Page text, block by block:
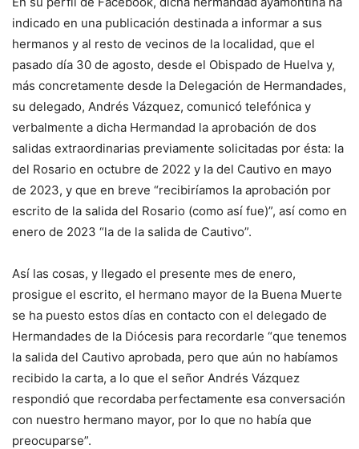
indicado en una publicación destinada a informar a sus
hermanos y al resto de vecinos de la localidad, que el
pasado día 30 de agosto, desde el Obispado de Huelva y,
más concretamente desde la Delegación de Hermandades,
su delegado, Andrés Vázquez, comunicó telefónica y
verbalmente a dicha Hermandad la aprobación de dos
salidas extraordinarias previamente solicitadas por ésta: la
del Rosario en octubre de 2022 y la del Cautivo en mayo
de 2023, y que en breve “recibiríamos la aprobación por
escrito de la salida del Rosario (como así fue)”, así como en
enero de 2023 “la de la salida de Cautivo”.
Así las cosas, y llegado el presente mes de enero,
prosigue el escrito, el hermano mayor de la Buena Muerte
se ha puesto estos días en contacto con el delegado de
Hermandades de la Diócesis para recordarle “que tenemos
la salida del Cautivo aprobada, pero que aún no habíamos
recibido la carta, a lo que el señor Andrés Vázquez
respondió que recordaba perfectamente esa conversación
con nuestro hermano mayor, por lo que no había que
preocuparse”.